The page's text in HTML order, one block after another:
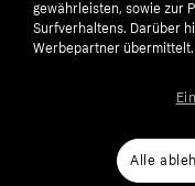
number: 556737-0431
gewährleisten, sowie zur
Surfverhaltens. Darüber
Werbepartner übermittelt.
Alle